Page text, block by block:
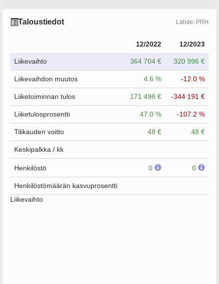
Taloustiedot Lähde: PRH
12/2022 12/2023
Liikevaihto 364 704 € 320 996 €
Liikevaihdon muutos 4.6 % -12.0 %
Liiketoiminnan tulos 171 498 € -344 191 €
Liiketulosprosentti 47.0 % -107.2 %
Tilikauden voitto 48 € 48 €
Keskipalkka / kk
Henkilöstö 0 0
Henkilöstömäärän kasvuprosentti
Liikevaihto